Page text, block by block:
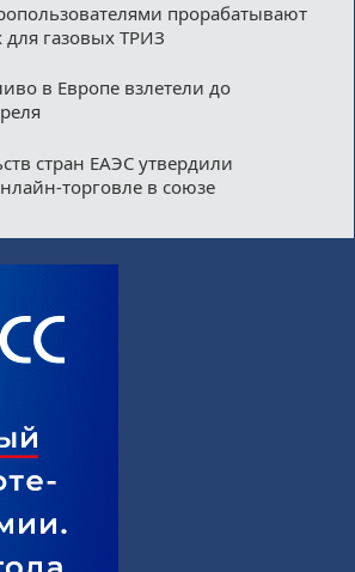
прорабатывают
для газовых ТРИЗ
в Европе взлетели до
стран ЕАЭС утвердили
торговле в союзе